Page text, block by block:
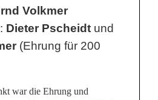
Volkmer
Dieter Pscheidt und
(Ehrung für 200
war die Ehrung und